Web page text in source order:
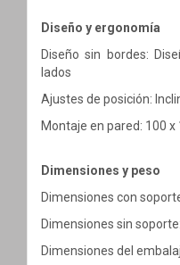
Diseño y ergonomía
Diseño sin bordes:
lados
Ajustes de posición:
Montaje en pared: 100 x
Dimensiones y peso
Dimensiones con
Dimensiones sin
Dimensiones del